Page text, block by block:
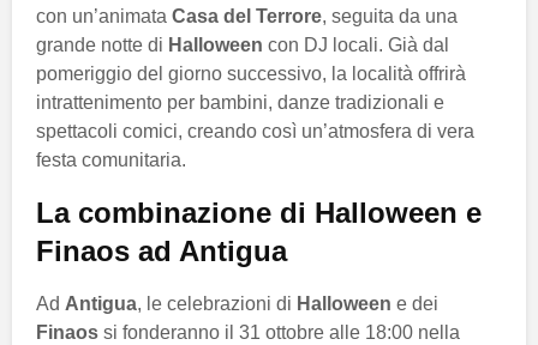
con un’animata Casa del Terrore, seguita da una
grande notte di Halloween con DJ locali. Già dal
pomeriggio del giorno successivo, la località offrirà
intrattenimento per bambini, danze tradizionali e
spettacoli comici, creando così un’atmosfera di vera
festa comunitaria.
La combinazione di Halloween e
Finaos ad Antigua
Ad Antigua, le celebrazioni di Halloween e dei
Finaos si fonderanno il 31 ottobre alle 18:00 nella